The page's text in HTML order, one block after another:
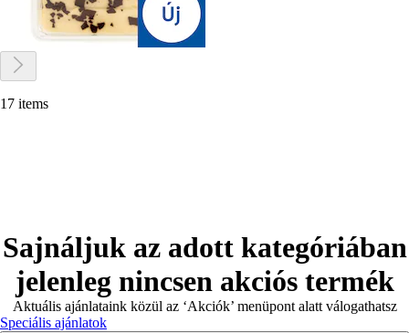
17 items
Sajnáljuk az adott kategóriában
jelenleg nincsen akciós termék
Aktuális ajánlataink közül az ‘Akciók’ menüpont alatt válogathatsz
Speciális ajánlatok